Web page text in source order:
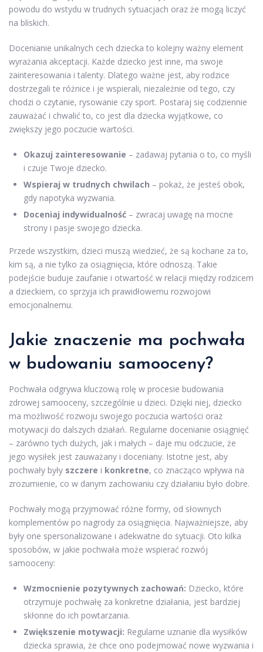
powodu do wstydu w trudnych sytuacjach oraz że mogą liczyć
na bliskich.
Docenianie unikalnych cech dziecka to kolejny ważny element
wyrażania akceptacji. Każde dziecko jest inne, ma swoje
zainteresowania i talenty. Dlatego ważne jest, aby rodzice
dostrzegali te różnice i je wspierali, niezależnie od tego, czy
chodzi o czytanie, rysowanie czy sport. Postaraj się codziennie
zauważać i chwalić to, co jest dla dziecka wyjątkowe, co
zwiększy jego poczucie wartości.
Okazuj zainteresowanie – zadawaj pytania o to, co myśli
i czuje Twoje dziecko.
Wspieraj w trudnych chwilach – pokaż, że jesteś obok,
gdy napotyka wyzwania.
Doceniaj indywidualność – zwracaj uwagę na mocne
strony i pasje swojego dziecka.
Przede wszystkim, dzieci muszą wiedzieć, że są kochane za to,
kim są, a nie tylko za osiągnięcia, które odnoszą. Takie
podejście buduje zaufanie i otwartość w relacji między rodzicem
a dzieckiem, co sprzyja ich prawidłowemu rozwojowi
emocjonalnemu.
Jakie znaczenie ma pochwała
w budowaniu samooceny?
Pochwała odgrywa kluczową rolę w procesie budowania
zdrowej samooceny, szczególnie u dzieci. Dzięki niej, dziecko
ma możliwość rozwoju swojego poczucia wartości oraz
motywacji do dalszych działań. Regularne docenianie osiągnięć
– zarówno tych dużych, jak i małych – daje mu odczucie, że
jego wysiłek jest zauważany i doceniany. Istotne jest, aby
pochwały były szczere i konkretne, co znacząco wpływa na
zrozumienie, co w danym zachowaniu czy działaniu było dobre.
Pochwały mogą przyjmować różne formy, od słownych
komplementów po nagrody za osiągnięcia. Najważniejsze, aby
były one spersonalizowane i adekwatne do sytuacji. Oto kilka
sposobów, w jakie pochwała może wspierać rozwój
samooceny:
Wzmocnienie pozytywnych zachowań: Dziecko, które
otrzymuje pochwałę za konkretne działania, jest bardziej
skłonne do ich powtarzania.
Zwiększenie motywacji: Regularne uznanie dla wysiłków
dziecka sprawia, że chce ono podejmować nowe wyzwania i